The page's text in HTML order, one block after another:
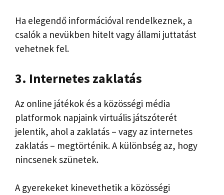
Ha elegendő információval rendelkeznek, a
csalók a nevükben hitelt vagy állami juttatást
vehetnek fel.
3. Internetes zaklatás
Az online játékok és a közösségi média
platformok napjaink virtuális játszóterét
jelentik, ahol a zaklatás – vagy az internetes
zaklatás – megtörténik. A különbség az, hogy
nincsenek szünetek.
A gyerekeket kinevethetik a közösségi